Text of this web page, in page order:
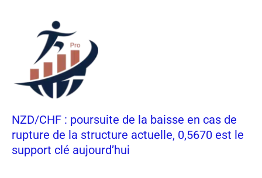
NZD/CHF : poursuite de la baisse en cas de
rupture de la structure actuelle, 0,5670 est le
support clé aujourd’hui